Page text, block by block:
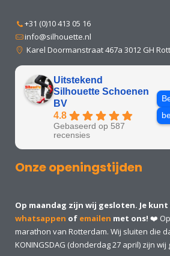
+31 (0)10 413 05 16
info@silhouette.nl
Karel Doormanstraat 467a 3012 GH
Uitstekend
Silhouette Schoenen
BV
4.8
Gebaseerd op 587
recensies
Onze openingstijden
Op maandag zijn wij gesloten. Je
whatsappen of emailen met ons! ❤️
marathon van Rotterdam. Wij sluiten die
KONINGSDAG (donderdag 27 april) zijn wij